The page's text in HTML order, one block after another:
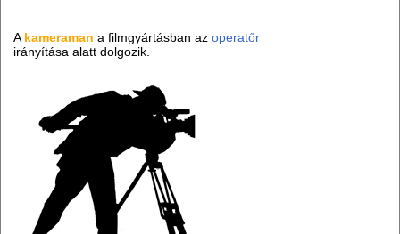
A kameraman a filmgyártásban azoperatőr
irányítása alatt dolgozik.